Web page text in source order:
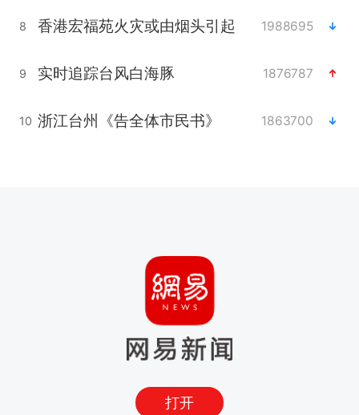
8 香港宏福苑火灾或由烟头引起 1988695
9 实时追踪台风白海豚 1876787
10 浙江台州《告全体市民书》 1863700
打开